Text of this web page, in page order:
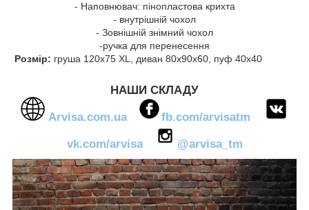
- Наповнювач: пінопластова крихта
- внутрішній чохол
- Зовнішній знімний чохол
-ручка для перенесення
Розмір: груша 120х75 XL, диван 80х90х60, пуф 40х40
НАШИ СКЛАДУ
Arvisa.com.ua fb.com/arvisatm
vk.com/arvisa @arvisa_tm